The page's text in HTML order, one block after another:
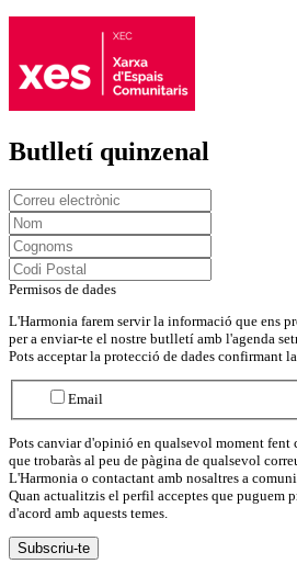
Butlletí quinzenal
Permisos de dades
L'Harmonia farem servir la informació que ens
per a enviar-te el nostre butlletí amb l'agenda
Pots acceptar la protecció de dades confirmant
Email
Pots canviar d'opinió en qualsevol moment fent
que trobaràs al peu de pàgina de qualsevol
L'Harmonia o contactant amb nosaltres a
Quan actualitzis el perfil acceptes que puguem
d'acord amb aquests temes.